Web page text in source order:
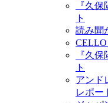
『久
ト
読み聞
『久
ト
アンド
レポー